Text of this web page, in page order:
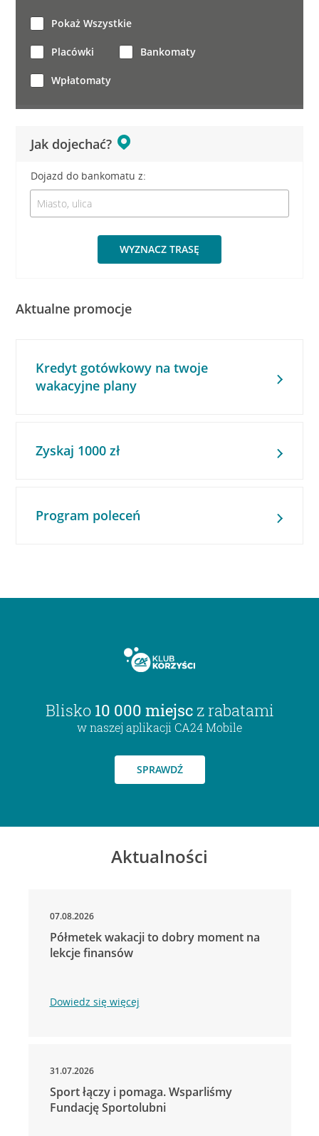
Jak dojechać?
Dojazd do bankomatu z:
WYZNACZ TRASĘ
Pokaż Wszystkie
Placówki Bankomaty
Wpłatomaty
Aktualne promocje
Kredyt gotówkowy na twoje
wakacyjne plany
Zyskaj 1000 zł
Program poleceń
Blisko 10 000 miejsc z rabatami
w naszej aplikacji CA24 Mobile
SPRAWDŹ
Aktualności
07.08.2026
Półmetek wakacji to dobry moment na
lekcje finansów
Dowiedz się więcej
31.07.2026
Sport łączy i pomaga. Wsparliśmy
Fundację Sportolubni